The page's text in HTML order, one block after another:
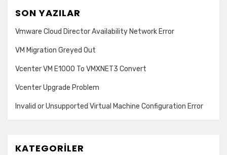
SON YAZILAR
Vmware Cloud Director Availability Network Error
VM Migration Greyed Out
Vcenter VM E1000 To VMXNET3 Convert
Vcenter Upgrade Problem
Invalid or Unsupported Virtual Machine Configuration Error
KATEGORILER